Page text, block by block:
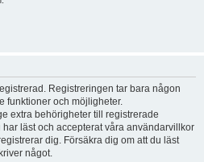
Registreringen tar bara någon
funktioner och möjligheter.
extra behörigheter till registrerade
läst och accepterat våra användarvillkor
dig. Försäkra dig om att du läst
något.